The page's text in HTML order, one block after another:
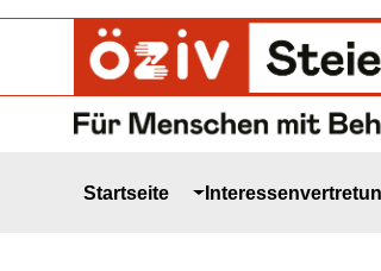
Skip to main navigation
Skip to main content
Skip to page footer
Startseite